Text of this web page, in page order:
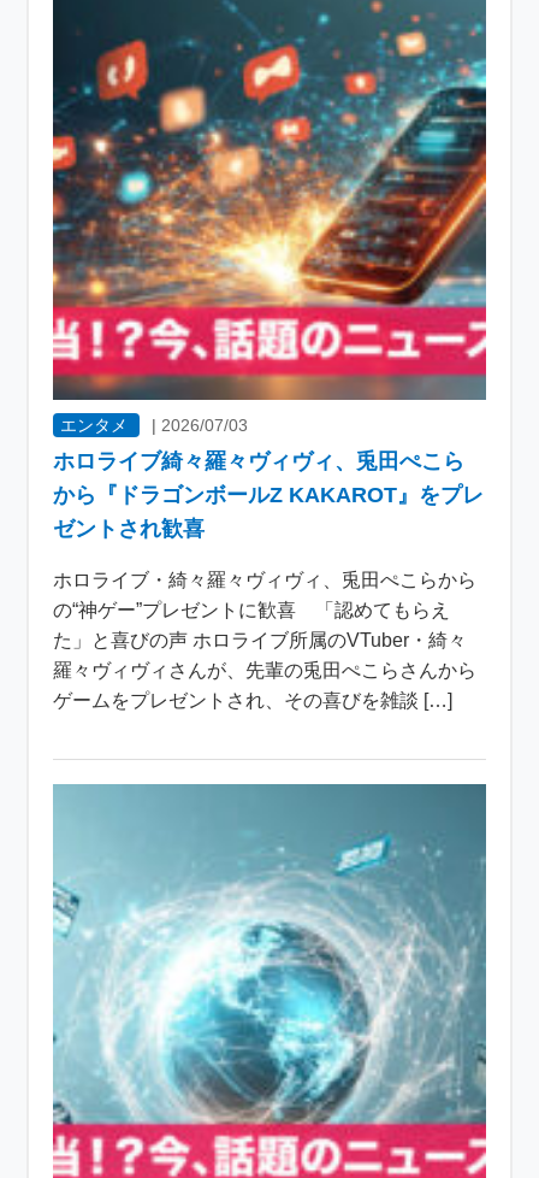
エンタメ | 2026/07/03
ホロライブ綺々羅々ヴィヴィ、兎田ぺこら
から『ドラゴンボールZ KAKAROT』をプレ
ゼントされ歓喜
ホロライブ・綺々羅々ヴィヴィ、兎田ぺこらから
の“神ゲー”プレゼントに歓喜 「認めてもらえ
た」と喜びの声 ホロライブ所属のVTuber・綺々
羅々ヴィヴィさんが、先輩の兎田ぺこらさんから
ゲームをプレゼントされ、その喜びを雑談 […]